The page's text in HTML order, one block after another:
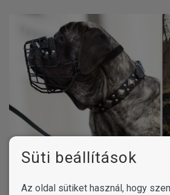
biztosít, hogy egy esetleges fizikai
Süti beállítások
Az oldal sütiket használ, hogy